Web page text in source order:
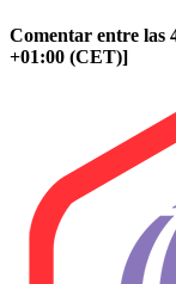
Comentar entre las
+01:00 (CET)]